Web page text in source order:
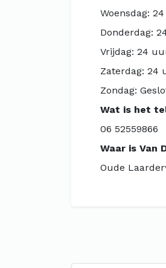
Woensdag:
Donderdag:
Vrijdag: 24
Zaterdag: 24
Zondag:
Wat is het
06 52559866
Waar is Van
Oude